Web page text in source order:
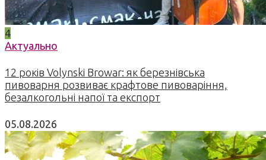
4
Актуально
12 років Volynski Browar: як березнівська
пивоварня розвиває крафтове пивоваріння,
безалкогольні напої та експорт
05.08.2026